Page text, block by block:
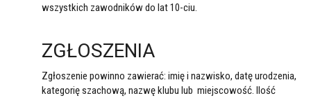
wszystkich zawodników do lat 10-ciu.
ZGŁOSZENIA
Zgłoszenie powinno zawierać: imię i nazwisko, datę urodzenia,
kategorię szachową, nazwę klubu lub miejscowość. Ilość